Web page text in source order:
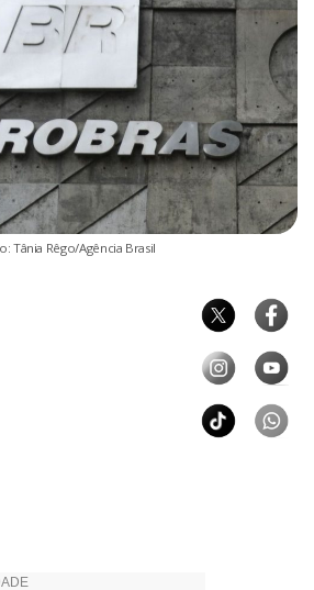
Tânia Rêgo/Agência Brasil